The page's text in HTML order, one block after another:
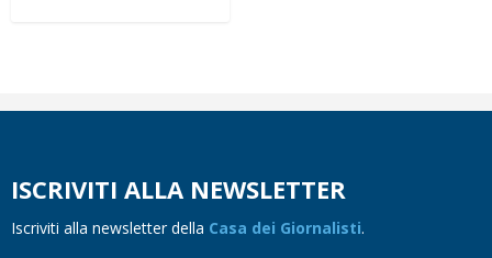
ISCRIVITI ALLA NEWSLETTER
Iscriviti alla newsletter della Casa dei Giornalisti.